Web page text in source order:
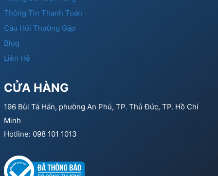
Thông Tin Thanh Toán
Câu Hỏi Thường Gặp
Blog
Liên Hệ
CỬA HÀNG
196 Bùi Tá Hán, phường An Phú, TP. Thủ Đức, TP. Hồ Chí
Minh
Hotline: 098 101 1013